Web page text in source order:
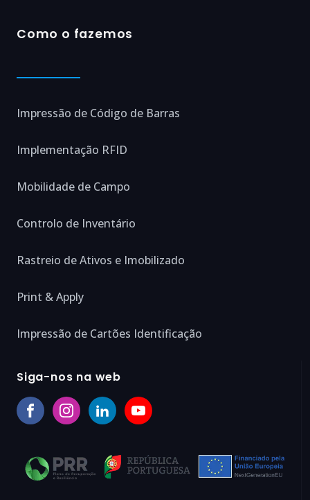
Como o fazemos
Impressão de Código de Barras
Implementação RFID
Mobilidade de Campo
Controlo de Inventário
Rastreio de Ativos e Imobilizado
Print & Apply
Impressão de Cartões Identificação
Siga-nos na web